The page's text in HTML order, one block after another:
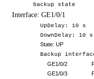
backup state
Interface: GE1/0/1
UpDelay: 10 s
DownDelay: 10 s
State: UP
Backup
GE1/0/2
GE1/0/3